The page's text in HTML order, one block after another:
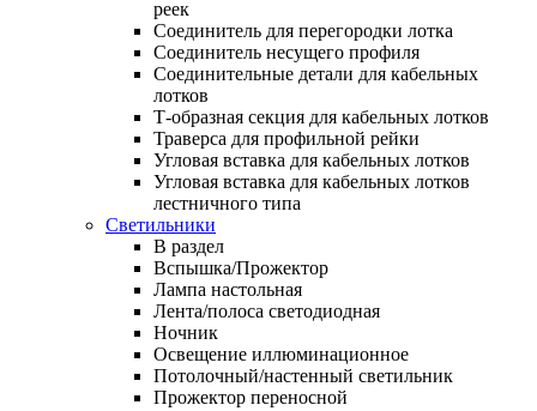
реек
Соединитель для перегородки лотка
Соединитель несущего профиля
Соединительные детали для кабельных
лотков
Т-образная секция для кабельных лотков
Траверса для профильной рейки
Угловая вставка для кабельных лотков
Угловая вставка для кабельных лотков
лестничного типа
Светильники
В раздел
Вспышка/Прожектор
Лампа настольная
Лента/полоса светодиодная
Ночник
Освещение иллюминационное
Потолочный/настенный светильник
Прожектор переносной